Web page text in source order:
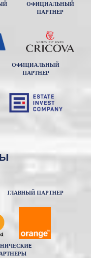
ОФИЦИАЛЬНЫЙ
ПАРТНЕР
ОФИЦИАЛЬНЫЙ
ПАРТНЕР
ГЛАВНЫЙ ПАРТНЕР